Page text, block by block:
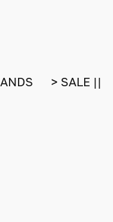
> SALE ||